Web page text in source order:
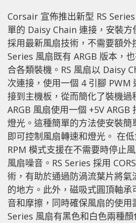
Corsair 宣佈推出新型 RS
單的 Daisy Chain 連接，安裝方
採用最新風扇技術，不需要額外
Series 風扇既有 ARGB 版本，
合各類裝機。RS 風扇以 Daisy
次連接，使用一個 4 引腳 PWM
接到主機板，從而簡化了裝機過
ARGB 風扇使用一個 +5V ARGB
燈光。這種簡單的方法使安裝簡
即可控制風扇轉速和燈光。 在
RPM 模式支援在不需要時停止
風扇噪音。RS Series 採用
術，有助於通過防渦流葉片將氣
的地方。此外，磁吸式圓頂軸承
音和摩擦，同時確保風扇的使用
Series 風扇有黑色和白色兩種